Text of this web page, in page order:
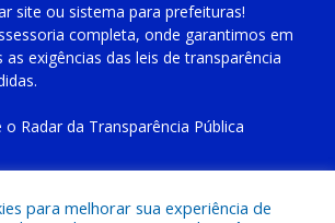
site ou sistema para prefeituras!
completa, onde garantimos em
exigências das leis de transparência
o Radar da Transparência Pública
para melhorar sua experiência de